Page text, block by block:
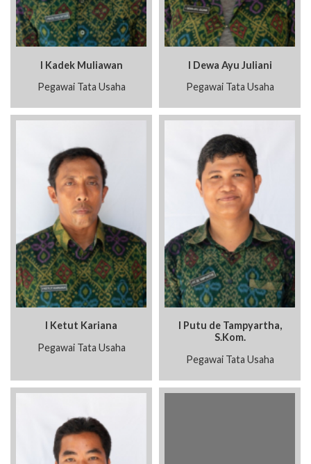
I Kadek Muliawan
Pegawai Tata Usaha
I Dewa Ayu Juliani
Pegawai Tata Usaha
I Ketut Kariana
Pegawai Tata Usaha
I Putu de Tampyartha,
S.Kom.
Pegawai Tata Usaha